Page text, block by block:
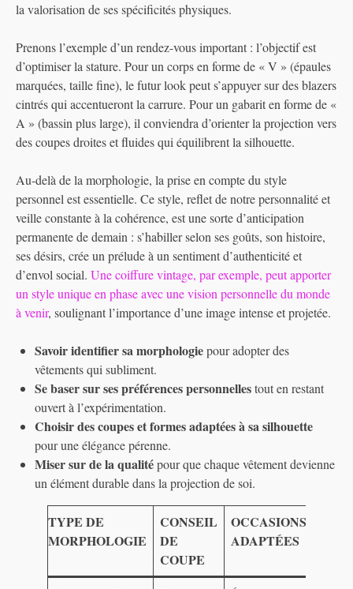
la valorisation de ses spécificités physiques.
Prenons l’exemple d’un rendez-vous important : l’objectif est
d’optimiser la stature. Pour un corps en forme de « V » (épaules
marquées, taille fine), le futur look peut s’appuyer sur des blazers
cintrés qui accentueront la carrure. Pour un gabarit en forme de «
A » (bassin plus large), il conviendra d’orienter la projection vers
des coupes droites et fluides qui équilibrent la silhouette.
Au-delà de la morphologie, la prise en compte du style
personnel est essentielle. Ce style, reflet de notre personnalité et
veille constante à la cohérence, est une sorte d’anticipation
permanente de demain : s’habiller selon ses goûts, son histoire,
ses désirs, crée un prélude à un sentiment d’authenticité et
d’envol social. Une coiffure vintage, par exemple, peut apporter
un style unique en phase avec une vision personnelle du monde
à venir, soulignant l’importance d’une image intense et projetée.
Savoir identifier sa morphologiepour adopter des
vêtements qui subliment.
Se baser sur ses préférences personnellestout en restant
ouvert à l’expérimentation.
Choisir des coupes et formes adaptées à sa silhouette
pour une élégance pérenne.
Miser sur de la qualitépour que chaque vêtement devienne
un élément durable dans la projection de soi.
TYPE DE
MORPHOLOGIE
CONSEIL
DE
COUPE
OCCASIONS
ADAPTÉES